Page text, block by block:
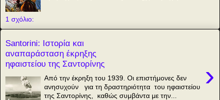
1 σχόλιο:
Santorini: Ιστορία και
αναπαράσταση έκρηξης
ηφαιστείου της Σαντορίνης
›
Από την έκρηξη του 1939. Οι επιστήμονες δεν
ανησυχούν για τη δραστηριότητα του ηφαιστείου
της Σαντορίνης, καθώς συμβάντα με την...